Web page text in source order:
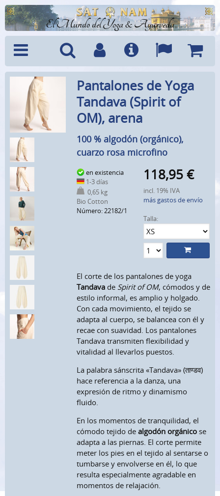
El Mundo del Yoga & Ayurveda
Menú Búsquedad
CuentaInfo IdiomasCesta
Pantalones de Yoga
Tandava (Spirit of
OM), arena
100 % algodón (orgánico),
cuarzo rosa microfino
en existencia
1-3 días
0,65 kg
Bio Cotton
Número: 22182/1
118,95 €
incl. 19% IVA
más gastos de envío
Talla:
El corte de los pantalones de yoga
Tandava de Spirit of OM, cómodos y de
estilo informal, es amplio y holgado.
Con cada movimiento, el tejido se
adapta al cuerpo, se balancea con él y
recae con suavidad. Los pantalones
Tandava transmiten flexibilidad y
vitalidad al llevarlos puestos.
La palabra sánscrita «Tandava» (ताण्डव)
hace referencia a la danza, una
expresión de ritmo y dinamismo
fluido.
En los momentos de tranquilidad, el
cómodo tejido dealgodón orgánico se
adapta a las piernas. El corte permite
meter los pies en el tejido al sentarse o
tumbarse y envolverse en él, lo que
resulta especialmente agradable en
momentos de relajación.